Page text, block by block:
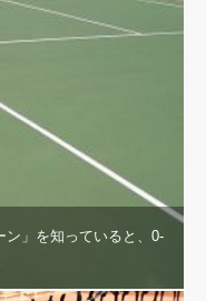
ン」を知っていると、0-